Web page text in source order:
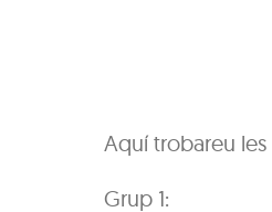
Aquí trobareu les
Grup 1: